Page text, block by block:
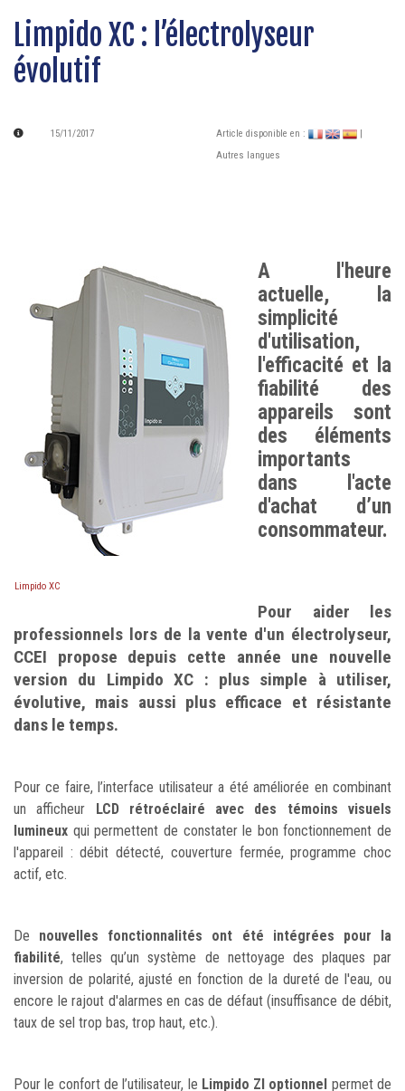
Limpido XC : l’électrolyseur
évolutif
15/11/2017 Article disponible en :
Autres langues
Limpido XC
A l'heure
actuelle, la
simplicité
d'utilisation,
l'efficacité et la
fiabilité des
appareils sont
des éléments
importants
dans l'acte
d'achat d’un
consommateur.
Pour aider les
professionnels lors de la vente d'un électrolyseur,
CCEI propose depuis cette année une nouvelle
version du Limpido XC : plus simple à utiliser,
évolutive, mais aussi plus efficace et résistante
dans le temps.
Pour ce faire, l’interface utilisateur a été améliorée en combinant
un afficheur LCD rétroéclairé
avec des témoins visuels
lumineux qui permettent de constater le bon fonctionnement de
l'appareil : débit détecté, couverture fermée, programme choc
actif, etc.
De nouvelles fonctionnalités ont été intégrées pour la
fiabilité, telles qu’un système de nettoyage des plaques par
inversion de polarité, ajusté en fonction de la dureté de l'eau, ou
encore le rajout d'alarmes en cas de défaut (insuffisance de débit,
taux de sel trop bas, trop haut, etc.).
Pour le confort de l’utilisateur, le Limpido ZI optionnel permet de